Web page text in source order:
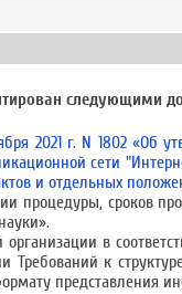
следующими
2021 г. N 1802
сети
и отдельных
процедуры, сроков
в
Требований к
представления